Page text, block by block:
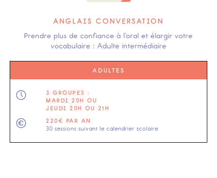
ANGLAIS CONVERSATION
Prendre plus de confiance à l'oral et élargir votre
vocabulaire : Adulte intermédiaire
ADULTES
3 GROUPES :
MARDI 20H OU
JEUDI 20H OU 21H
220€ PAR AN
30 sessions suivant le calendrier scolaire